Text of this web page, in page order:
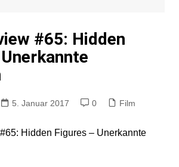
#65: Hidden
5. Januar 2017 0 Film